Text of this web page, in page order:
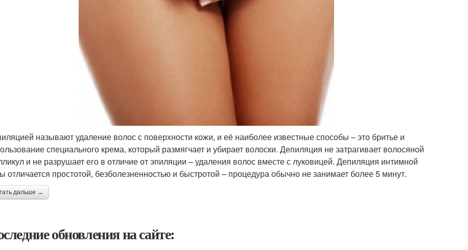
называют удаление волос с поверхности кожи, и её наиболее известные способы – это бритье и
специального крема, который размягчает и убирает волоски. Депиляция не затрагивает волосяной
и не разрушает его в отличие от эпиляции – удаления волос вместе с луковицей. Депиляция интимной
отличается простотой, безболезненностью и быстротой – процедура обычно не занимает более 5 минут.
дальше →
обновления на сайте: